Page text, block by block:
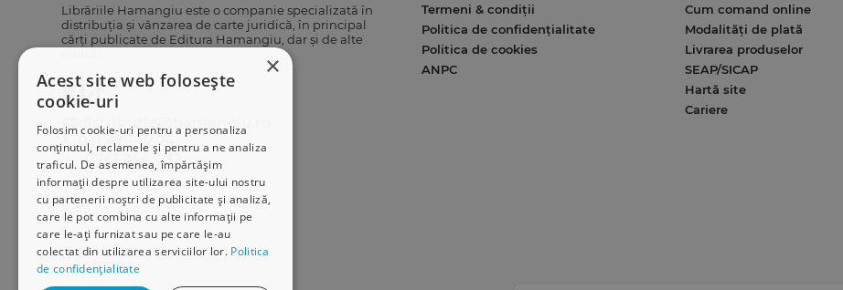
×
Acest site web folosește
cookie-uri
Folosim cookie-uri pentru a personaliza
conținutul, reclamele și pentru a ne analiza
traficul. De asemenea, împărtășim
informații despre utilizarea site-ului nostru
cu partenerii noștri de publicitate și analiză,
care le pot combina cu alte informații pe
care le-ați furnizat sau pe care le-au
colectat din utilizarea serviciilor lor. Politica
de confidențialitate
Librăriile Hamangiu este o companie specializată în
distribuția și vânzarea de carte juridică, în principal
cărți publicate de Editura Hamangiu, dar și de alte
distributie@hamangiu.ro
031 425 42 24
0741 244 032
Termeni & condiții
Politica de confidențialitate
Politica de cookies
ANPC
Cum comand online
Modalități de plată
Livrarea produselor
SEAP/SICAP
Hartă site
Cariere